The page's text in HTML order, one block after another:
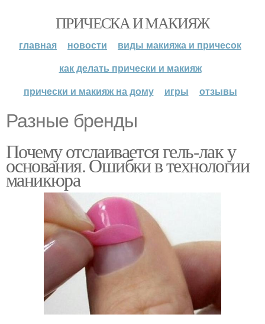
ПРИЧЕСКА И МАКИЯЖ
главная новости
виды макияжа и причесок
как делать прически и макияж
прически и макияж на дому
игры отзывы
Разные бренды
Почему отслаивается гель-лак у
основания. Ошибки в технологии
маникюра